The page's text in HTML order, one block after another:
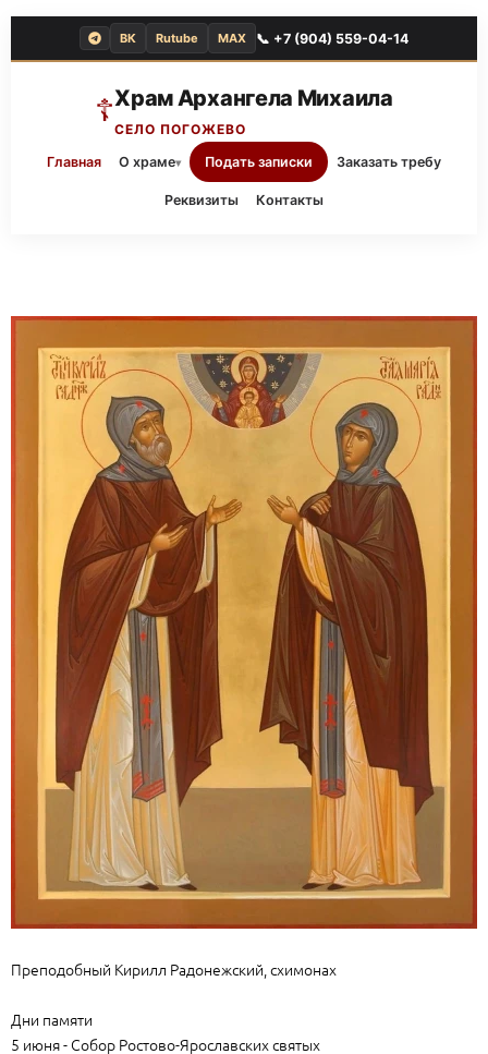
ВК Rutube MAX 📞 +7 (904) 559-04-14
☦Храм Архангела Михаила
СЕЛО ПОГОЖЕВО
Главная
О храме▾ Подать записки Заказать требу
Реквизиты Контакты
Преподобный Кирилл Радонежский, схимонах
Дни памяти
5 июня - Собор Ростово-Ярославских святых